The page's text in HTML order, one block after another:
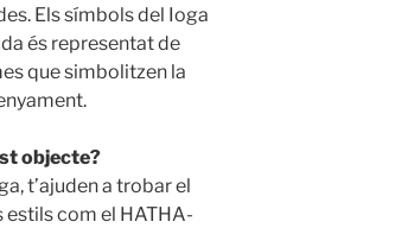
Els símbols del Ioga
és representat de
que simbolitzen la
objecte?
t’ajuden a trobar el
estils com el HATHA-